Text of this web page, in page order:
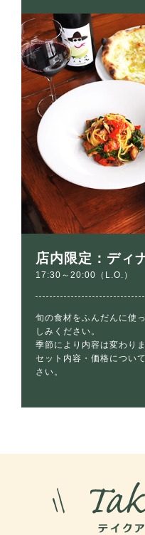
店内限定：ディ
17:30～20:00（L.O.）
旬の食材をふんだんに使
しみください。
季節により内容は変わりま
セット内容・価格につい
さい。